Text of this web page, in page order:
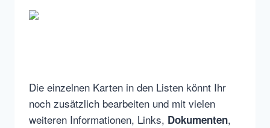
Die einzelnen Karten in den Listen könnt Ihr
noch zusätzlich bearbeiten und mit vielen
weiteren Informationen, Links, Dokumenten,